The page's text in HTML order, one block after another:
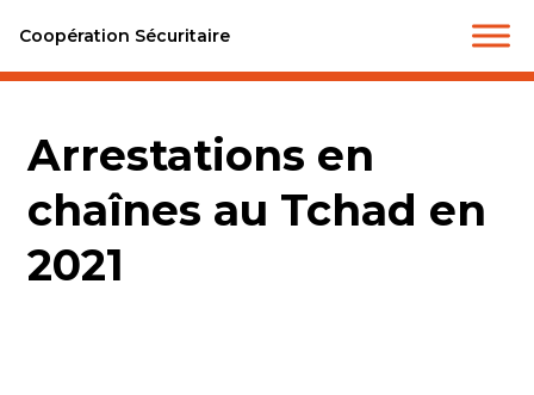
Coopération Sécuritaire
Arrestations en
chaînes au Tchad en
2021